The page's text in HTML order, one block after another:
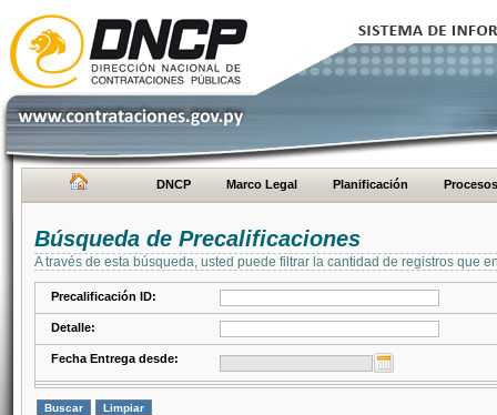
DNCP Marco Legal Planificación Procesos
Búsqueda de Precalificaciones
A través de esta búsqueda, usted puede filtrar la cantidad de registros que
Precalificación ID:
Detalle:
Fecha Entrega desde: